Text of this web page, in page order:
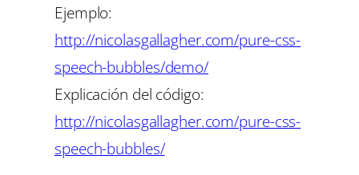
Ejemplo:
http://nicolasgallagher.com/pure-css-
speech-bubbles/demo/
Explicación del código:
http://nicolasgallagher.com/pure-css-
speech-bubbles/